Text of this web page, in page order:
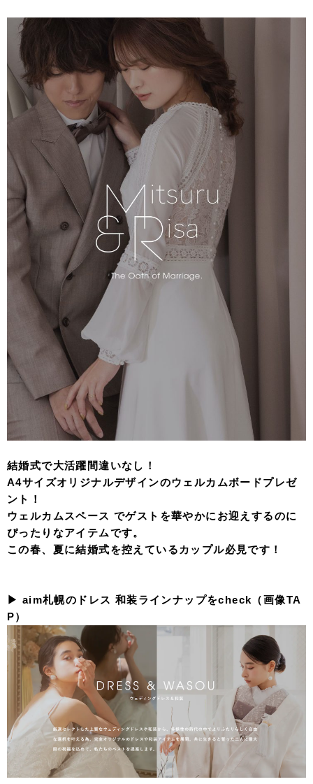
結婚式で大活躍間違いなし！
A4サイズオリジナルデザインのウェルカムボードプレゼ
ント！
ウェルカムスペース でゲストを華やかにお迎えするのに
ぴったりなアイテムです。
この春、夏に結婚式を控えているカップル必見です！
▶︎ aim札幌のドレス 和装ラインナップをcheck（画像TA
P）